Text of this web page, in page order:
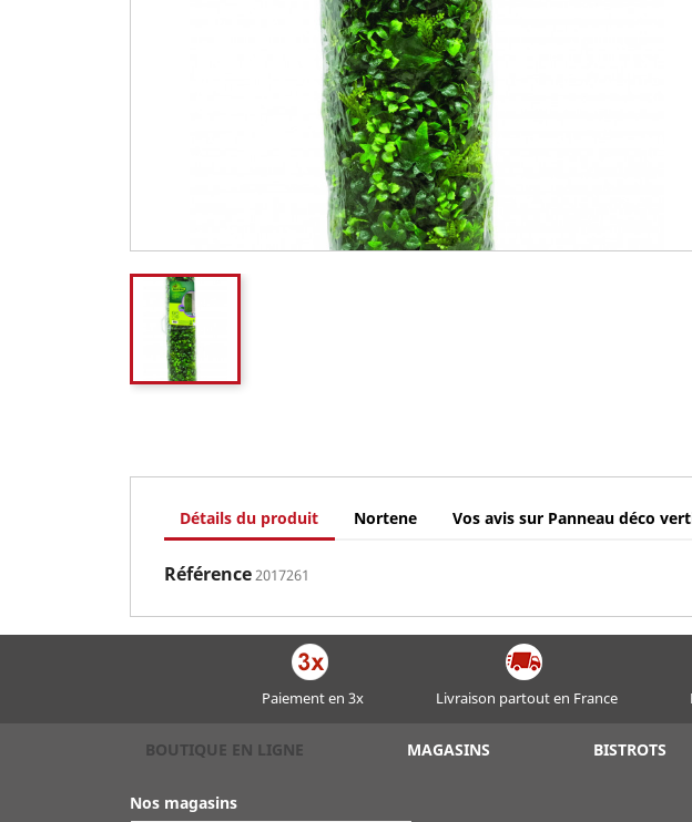
Détails du produit Nortene Vos avis sur Panneau déco
Référence2017261
Paiement en 3x Livraison partout en France
BOUTIQUE EN LIGNE MAGASINS BISTROTS
Nos magasins